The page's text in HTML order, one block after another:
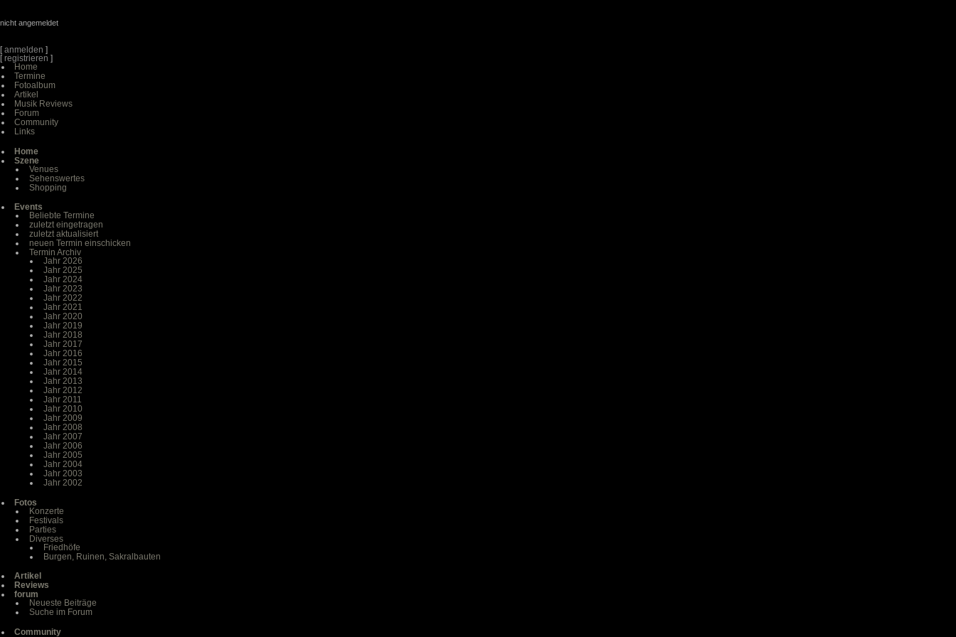
nicht angemeldet
[anmelden ]
[registrieren ]
Home
Termine
Fotoalbum
Artikel
Musik Reviews
Forum
Community
Links
Home
Szene
Venues
Sehenswertes
Shopping
Events
Beliebte Termine
zuletzt eingetragen
zuletzt aktualisiert
neuen Termin einschicken
Termin Archiv
Jahr 2026
Jahr 2025
Jahr 2024
Jahr 2023
Jahr 2022
Jahr 2021
Jahr 2020
Jahr 2019
Jahr 2018
Jahr 2017
Jahr 2016
Jahr 2015
Jahr 2014
Jahr 2013
Jahr 2012
Jahr 2011
Jahr 2010
Jahr 2009
Jahr 2008
Jahr 2007
Jahr 2006
Jahr 2005
Jahr 2004
Jahr 2003
Jahr 2002
Fotos
Konzerte
Festivals
Parties
Diverses
Friedhöfe
Burgen, Ruinen, Sakralbauten
Artikel
Reviews
forum
Neueste Beiträge
Suche im Forum
Community